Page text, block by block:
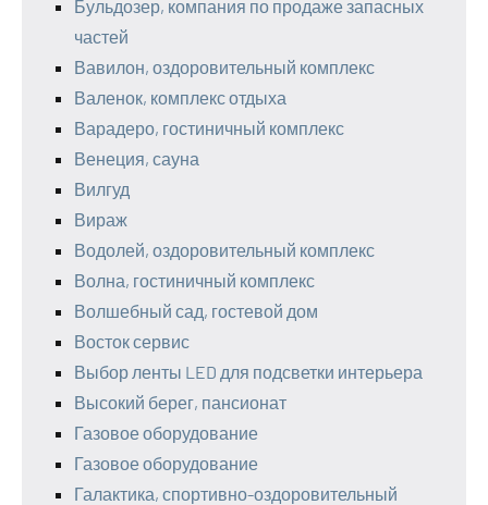
Бульдозер, компания по продаже запасных
частей
Вавилон, оздоровительный комплекс
Валенок, комплекс отдыха
Варадеро, гостиничный комплекс
Венеция, сауна
Вилгуд
Вираж
Водолей, оздоровительный комплекс
Волна, гостиничный комплекс
Волшебный сад, гостевой дом
Восток сервис
Выбор ленты LED для подсветки интерьера
Высокий берег, пансионат
Газовое оборудование
Газовое оборудование
Галактика, спортивно-оздоровительный